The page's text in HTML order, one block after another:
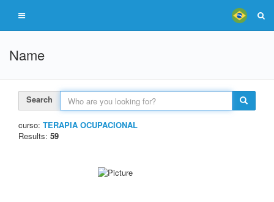
Name
Search
curso: TERAPIA OCUPACIONAL
Results: 59